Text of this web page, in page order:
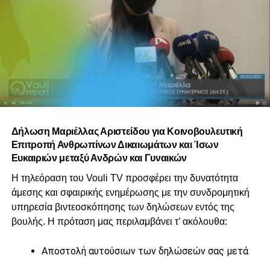
Δήλωση Μαριέλλας Αριστείδου για Κοινοβουλευτική
Επιτροπή Ανθρωπίνων Δικαιωμάτων και Ίσων
Ευκαιριών μεταξύ Ανδρών και Γυναικών
Η τηλεόραση του Vouli TV προσφέρει την δυνατότητα
άμεσης και σφαιρικής ενημέρωσης με την συνδρομητική
υπηρεσία βιντεοσκόπησης των δηλώσεων εντός της
βουλής. Η πρόταση μας περιλαμβάνει τ’ ακόλουθα:
Αποστολή αυτούσιων των δηλώσεών σας μετά